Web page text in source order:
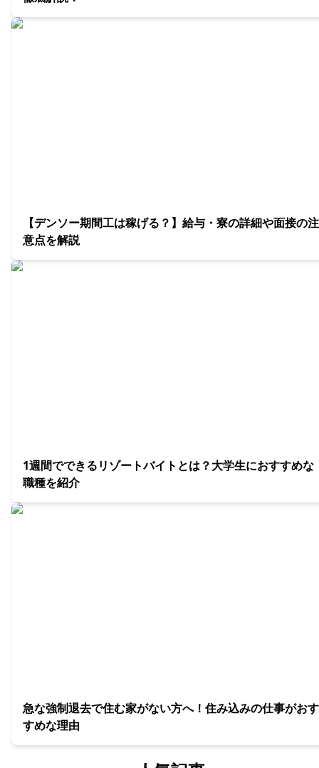
【デンソー期間工は稼げる？】給与・寮の詳細や面接の注
意点を解説
1週間でできるリゾートバイトとは？大学生におすすめな
職種を紹介
急な強制退去で住む家がない方へ！住み込みの仕事がおす
すめな理由